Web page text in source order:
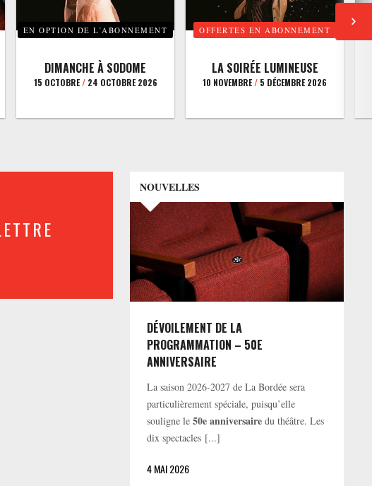
EN OPTION DE L’ABONNEMENT
DIMANCHE À SODOME
15 OCTOBRE/24 OCTOBRE 2026
OFFERTES EN ABONNEMENT
LA SOIRÉE LUMINEUSE
10 NOVEMBRE/ 5 DÉCEMBRE 2026
NOUVELLES
DÉVOILEMENT DE LA
PROGRAMMATION – 50E
ANNIVERSAIRE
La saison 2026-2027 de La Bordée sera
particulièrement spéciale, puisqu’elle
souligne le50e anniversaire du théâtre. Les
dix spectacles [...]
4 MAI 2026